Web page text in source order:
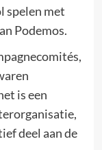
spelen met
Podemos.
is een
deel aan de